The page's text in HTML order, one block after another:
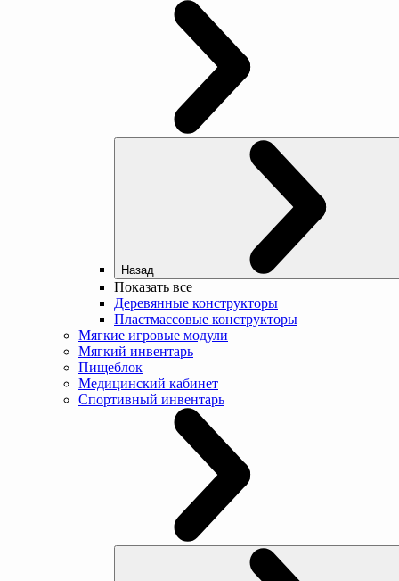
Назад
Показать все
Деревянные конструкторы
Пластмассовые конструкторы
Мягкие игровые модули
Мягкий инвентарь
Пищеблок
Медицинский кабинет
Спортивный инвентарь